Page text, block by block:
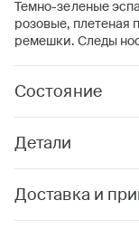
Темно-зеленые
розовые, плетеная
ремешки. Следы
Состояние
Детали
Доставка и